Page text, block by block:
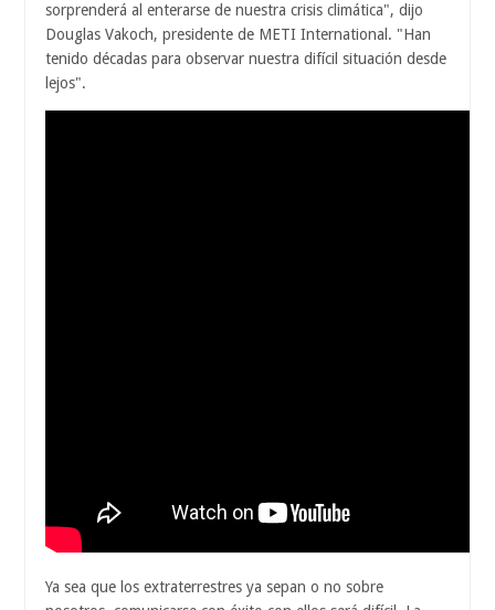
sorprenderá al enterarse de nuestra crisis climática", dijo
Douglas Vakoch, presidente de METI International. "Han
tenido décadas para observar nuestra difícil situación desde
lejos".
Ya sea que los extraterrestres ya sepan o no sobre